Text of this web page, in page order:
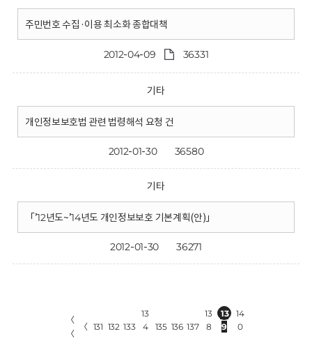
주민번호 수집·이용 최소화 종합대책
2012-04-09 36331
기타
개인정보보호법 관련 법령해석 요청 건
2012-01-30 36580
기타
「’12년도~’14년도 개인정보보호 기본계획(안)」
2012-01-30 36271
〈
〈
〈 131 132 133
13
4
135 136 137
13
8
13
9
14
0